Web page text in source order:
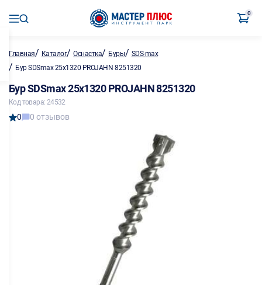
0
Главная/ Каталог/Оснастка/ Буры/ SDS-max
/ Бур SDSmax 25х1320 PROJAHN 8251320
Бур SDSmax 25х1320 PROJAHN 8251320
Код товара: 24532
0 0 отзывов